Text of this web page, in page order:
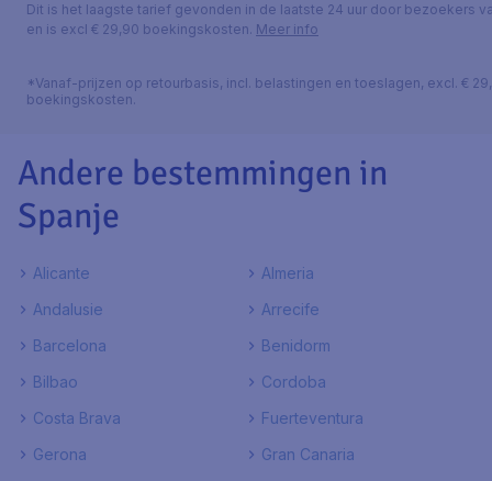
Dit is het laagste tarief gevonden in de laatste 24 uur door bezoekers
en is excl € 29,90 boekingskosten. Meer info
*Vanaf-prijzen op retourbasis, incl. belastingen en toeslagen, excl. €
boekingskosten.
Andere bestemmingen in
Spanje
Alicante
Almeria
Andalusie
Arrecife
Barcelona
Benidorm
Bilbao
Cordoba
Costa Brava
Fuerteventura
Gerona
Gran Canaria